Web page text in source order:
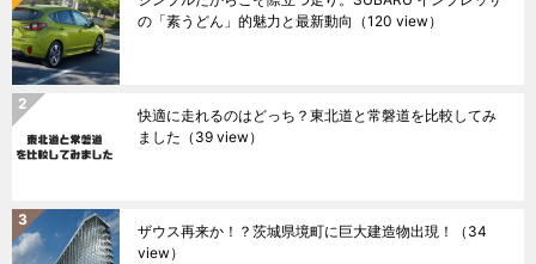
の「素うどん」的魅力と最新動向 （120 view）
快適に走れるのはどっち？東北道と常磐道を比較してみ
ました （39 view）
ザウス再来か！？茨城県境町に巨大建造物出現！
（34
view）